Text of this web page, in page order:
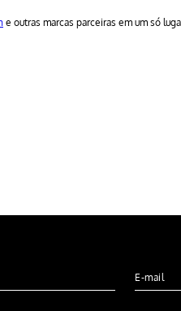
e outras marcas parceiras em um só